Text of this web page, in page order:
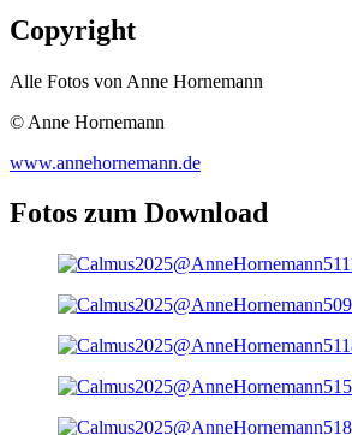
Copyright
Alle Fotos von Anne Hornemann
© Anne Hornemann
www.annehornemann.de
Fotos zum Download